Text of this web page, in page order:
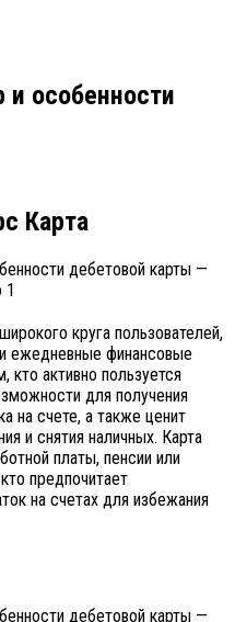
и особенности
Карта
круга пользователей,
ежедневные финансовые
кто активно пользуется
для получения
на счете, а также ценит
и снятия наличных. Карта
платы, пенсии или
предпочитает
на счетах для избежания